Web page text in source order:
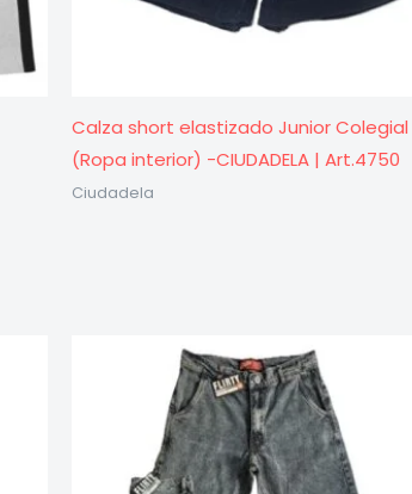
Calza short elastizado Junior Colegial
(Ropa interior) -CIUDADELA | Art.4750
Ciudadela